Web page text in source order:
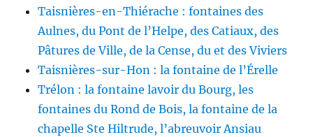
Taisnières-en-Thiérache : fontaines des
Aulnes, du Pont de l’Helpe, des Catiaux, des
Pâtures de Ville, de la Cense, du et des Viviers
Taisnières-sur-Hon : la fontaine de l’Érelle
Trélon : la fontaine lavoir du Bourg, les
fontaines du Rond de Bois, la fontaine de la
chapelle Ste Hiltrude, l’abreuvoir Ansiau